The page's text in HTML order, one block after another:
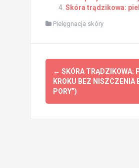
Skóra trądzikowa:
Pielęgnacja skóry
Post
navigation
← SKÓRA TRĄDZIKOWA:
KROKU BEZ NISZCZENIA
PORY”)